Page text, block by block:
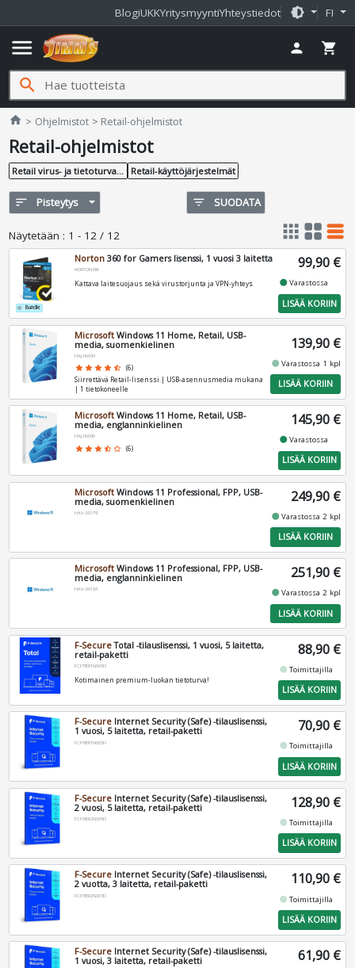
BlogiUKKYritysmyyntiYhteystiedot brightness_medium FI
menu person shopping_cart
search
home Jimms.fi
Ohjelmistot Retail-ohjelmistot
Retail-ohjelmistot
Retail virus- ja tietoturvaohjelmat Retail-käyttöjärjestelmät
sort Pisteytys filter_list SUODATA
Näytetään : 1 - 12 / 12 apps grid_view table_rows
add_circle_outline Bundle
Norton 360 for Gamers lisenssi, 1 vuosi 3 laitetta
NORTON360
Kattava laitesuojaus sekä virustorjunta ja VPN-yhteys
99,90 €
fiber_manual_recordVarastossa
LISÄÄ KORIIN
Microsoft Windows 11 Home, Retail, USB-
media, suomenkielinen
HAJ-00093
star star star star star_half (6)
Siirrettävä Retail-lisenssi | USB-asennusmedia mukana
| 1 tietokoneelle
139,90 €
fiber_manual_recordVarastossa 1 kpl
LISÄÄ KORIIN
Microsoft Windows 11 Home, Retail, USB-
media, englanninkielinen
HAJ-00090
star star star star_half star_border (6)
145,90 €
fiber_manual_recordVarastossa
LISÄÄ KORIIN
Microsoft Windows 11 Professional, FPP, USB-
media, suomenkielinen
HAV-00179
249,90 €
fiber_manual_recordVarastossa 2 kpl
LISÄÄ KORIIN
Microsoft Windows 11 Professional, FPP, USB-
media, englanninkielinen
HAV-00163
251,90 €
fiber_manual_recordVarastossa 2 kpl
LISÄÄ KORIIN
F-SecureTotal -tilauslisenssi, 1 vuosi, 5 laitetta,
retail-paketti
FCFTBR1N005FI
Kotimainen premium-luokan tietoturva!
88,90 €
fiber_manual_recordToimittajilla
LISÄÄ KORIIN
F-Secure Internet Security (Safe) -tilauslisenssi,
1 vuosi, 5 laitetta, retail-paketti
FCFYBR1N005FI
70,90 €
fiber_manual_recordToimittajilla
LISÄÄ KORIIN
F-Secure Internet Security (Safe) -tilauslisenssi,
2 vuosi, 5 laitetta, retail-paketti
FCFYBR2N005FI
128,90 €
fiber_manual_recordToimittajilla
LISÄÄ KORIIN
F-Secure Internet Security (Safe) -tilauslisenssi,
2 vuotta, 3 laitetta, retail-paketti
FCFYBR2N003FI
110,90 €
fiber_manual_recordToimittajilla
LISÄÄ KORIIN
F-Secure Internet Security (Safe) -tilauslisenssi,
1 vuosi, 3 laitetta, retail-paketti
61,90 €